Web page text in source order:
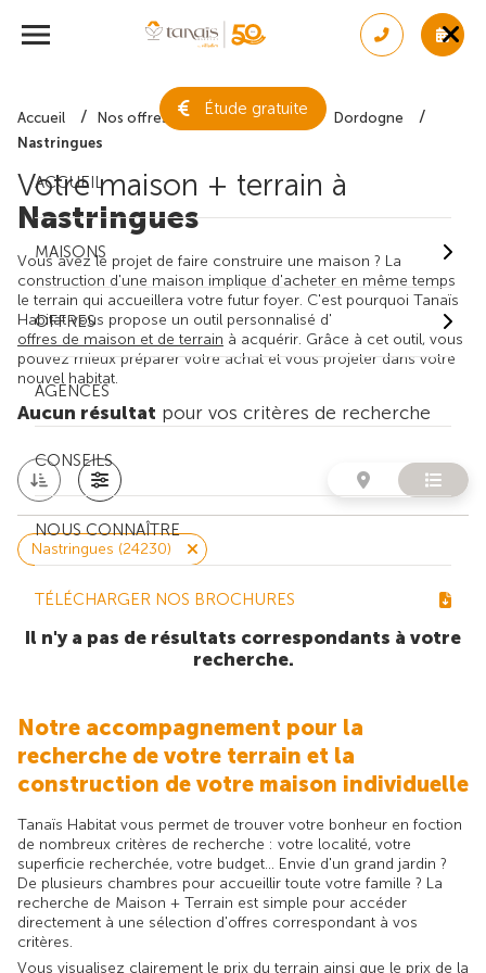
Étude gratuite
ACCUEIL
MAISONS
OFFRES
AGENCES
CONSEILS
NOUS CONNAÎTRE
TÉLÉCHARGER NOS BROCHURES
Accueil Nos offres de maison + terrain
Dordogne
Nastringues
Votre maison + terrain à
Nastringues
Vous avez le projet de faire construire une maison ? La
construction d'une maison implique d'acheter en même temps
le terrain qui accueillera votre futur foyer. C'est pourquoi Tanaïs
Habitat vous propose un outil personnalisé d'
offres de maison et de terrain à acquérir. Grâce à cet outil, vous
pouvez mieux préparer votre achat et vous projeter dans votre
nouvel habitat.
Aucun résultat pour vos critères de recherche
Nastringues (24230)
Il n'y a pas de résultats correspondants à votre
recherche.
Notre accompagnement pour la
recherche de votre terrain et la
construction de votre maison individuelle
Tanaïs Habitat vous permet de trouver votre bonheur en foction
de nombreux critères de recherche : votre localité, votre
superficie recherchée, votre budget... Envie d'un grand jardin ?
De plusieurs chambres pour accueillir toute votre famille ? La
recherche de Maison + Terrain est simple pour accéder
directement à une sélection d'offres correspondant à vos
critères.
Vous visualisez clairement le prix du terrain ainsi que le prix de la